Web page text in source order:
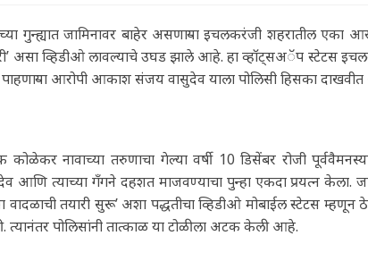
गुन्ह्यात जामिनावर बाहेर असणाऱ्या इचलकरंजी शहरातील एका
असा व्हिडीओ लावल्याचे उघड झाले आहे. हा व्हॉट्सअॅप स्टेटस
आरोपी आकाश संजय वासुदेव याला पोलिसी हिसका
कोळेकर नावाच्या तरुणाचा गेल्या वर्षी 10 डिसेंबर रोजी
आणि त्याच्या गॅंगने दहशत माजवण्याचा पुन्हा एकदा प्रयत्न केला.
वादळाची तयारी सुरू’ अशा पद्धतीचा व्हिडीओ मोबाईल स्टेटस
त्यानंतर पोलिसांनी तात्काळ या टोळीला अटक केली आहे.